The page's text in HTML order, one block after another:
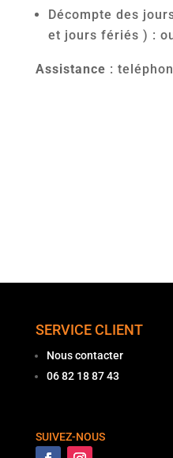
Décompte des
et jours fériés ) :
Assistance :
SERVICE CLIENT
Nous contacter
06 82 18 87 43
SUIVEZ-NOUS